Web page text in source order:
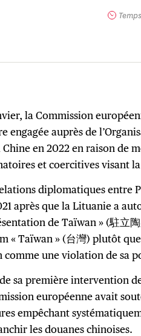
la Commission
engagée auprès de
en 2022 en raison de
et coercitives visant
diplomatiques entre
après que la Lituanie a
de Taïwan » (駐立
« Taïwan » (台灣) plutôt
comme une violation de sa
sa première intervention
européenne avait
empêchant
les douanes chinoises.